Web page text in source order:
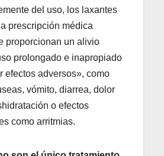
del uso, los laxantes
prescripción médica
proporcionan un alivio
prolongado e inapropiado
efectos adversos», como
vómito, diarrea, dolor
o efectos
como arritmias.